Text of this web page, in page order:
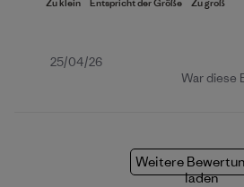
Veröffentlichungsdatum
25/04/26
War diese
Weitere
laden